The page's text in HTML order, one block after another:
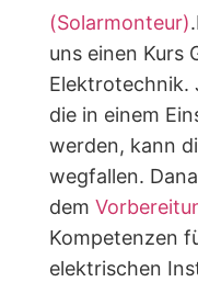
(Solarmonteur)
uns einen Kurs
Elektrotechnik.
die in einem
werden, kann
wegfallen.
dem
Kompetenzen
elektrischen